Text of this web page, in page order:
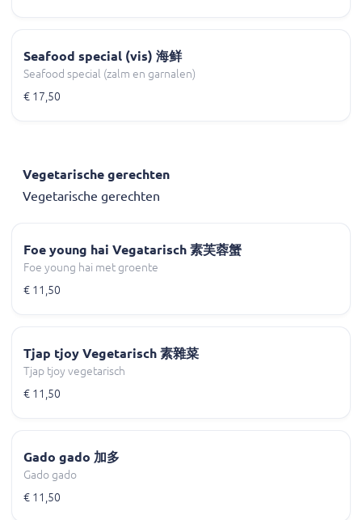
Seafood special (vis) 海鲜
Seafood special (zalm en garnalen)
€ 17,50
Vegetarische gerechten
Vegetarische gerechten
Foe young hai Vegatarisch 素芙蓉蟹
Foe young hai met groente
€ 11,50
Tjap tjoy Vegetarisch 素雜菜
Tjap tjoy vegetarisch
€ 11,50
Gado gado 加多
Gado gado
€ 11,50